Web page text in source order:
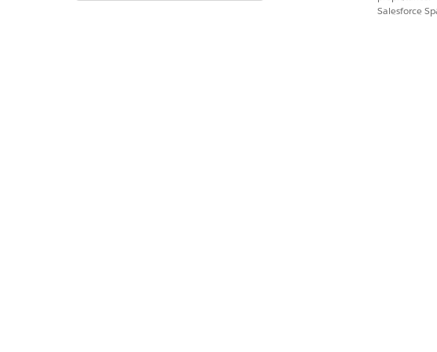
¿RESOLVIÓ ESTE ARTÍCULO SU PROBLEMA?
Salesforce